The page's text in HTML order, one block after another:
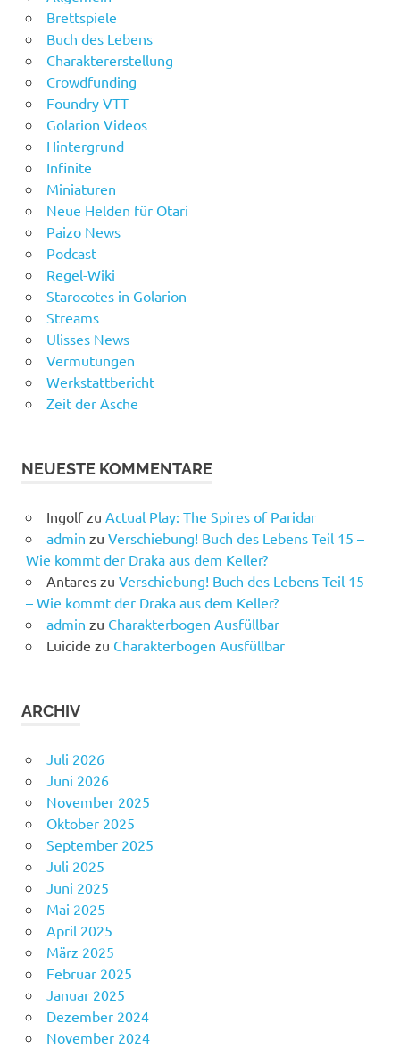
Brettspiele
Buch des Lebens
Charaktererstellung
Crowdfunding
Foundry VTT
Golarion Videos
Hintergrund
Infinite
Miniaturen
Neue Helden für Otari
Paizo News
Podcast
Regel-Wiki
Starocotes in Golarion
Streams
Ulisses News
Vermutungen
Werkstattbericht
Zeit der Asche
NEUESTE KOMMENTARE
Ingolfzu Actual Play: The Spires of Paridar
admin zu Verschiebung! Buch des Lebens Teil 15 –
Wie kommt der Draka aus dem Keller?
Antareszu Verschiebung! Buch des Lebens Teil 15
– Wie kommt der Draka aus dem Keller?
admin zu Charakterbogen Ausfüllbar
Luicide zu Charakterbogen Ausfüllbar
ARCHIV
Juli 2026
Juni 2026
November 2025
Oktober 2025
September 2025
Juli 2025
Juni 2025
Mai 2025
April 2025
März 2025
Februar 2025
Januar 2025
Dezember 2024
November 2024